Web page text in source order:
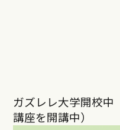
ガズレレ大学開校中
講座を開講中）